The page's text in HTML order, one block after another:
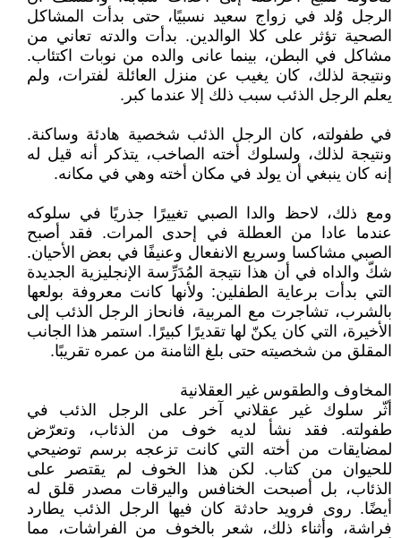
الرجل وُلد في زواج سعيد نسبيًا، حتى بدأت المشاكل
الصحية تؤثر على كلا الوالدين. بدأت والدته تعاني من
مشاكل في البطن، بينما عانى والده من نوبات اكتئاب.
ونتيجة لذلك، كان يغيب عن منزل العائلة لفترات، ولم
يعلم الرجل الذئب سبب ذلك إلا عندما كبر.
في طفولته، كان الرجل الذئب شخصية هادئة وساكنة.
ونتيجة لذلك، ولسلوك أخته الصاخب، يتذكر أنه قيل له
إنه كان ينبغي أن يولد في مكان أخته وهي في مكانه.
ومع ذلك، لاحظ والدا الصبي تغييرًا جذريًا في سلوكه
عندما عادا من العطلة في إحدى المرات. فقد أصبح
الصبي مشاكسا وسريع الانفعال وعنيفًا في بعض الأحيان.
شكّ والداه في أن هذا نتيجة المُدَرِّسة الإنجليزية الجديدة
التي بدأت برعاية الطفلين: ولأنها كانت معروفة بولعها
بالشرب، تشاجرت مع المربية، فانحاز الرجل الذئب إلى
الأخيرة، التي كان يكنّ لها تقديرًا كبيرًا. استمر هذا الجانب
المقلق من شخصيته حتى بلغ الثامنة من عمره تقريبًا.
المخاوف والطقوس غير العقلانية
أثّر سلوك غير عقلاني آخر على الرجل الذئب في
طفولته. فقد نشأ لديه خوف من الذئاب، وتعرّض
لمضايقات من أخته التي كانت تزعجه برسم توضيحي
للحيوان من كتاب. لكن هذا الخوف لم يقتصر على
الذئاب، بل أصبحت الخنافس واليرقات مصدر قلق له
أيضًا. روى فرويد حادثة كان فيها الرجل الذئب يطارد
فراشة، وأثناء ذلك، شعر بالخوف من الفراشات، مما